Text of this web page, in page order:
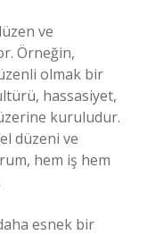
ve
Örneğin,
olmak bir
hassasiyet,
kuruludur.
düzeni ve
hem iş hem
esnek bir